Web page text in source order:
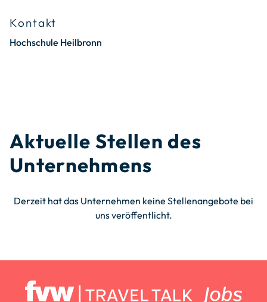
Kontakt
Hochschule Heilbronn
Aktuelle Stellen des
Unternehmens
Derzeit hat das Unternehmen keine Stellenangebote bei
uns veröffentlicht.